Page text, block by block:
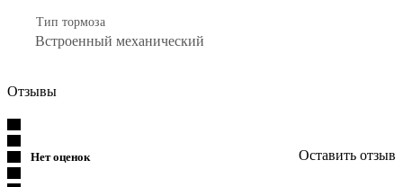
Тип тормоза
Встроенный механический
Отзывы
Нет оценок Оставить отзыв